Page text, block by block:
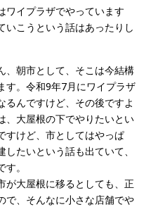
ワイプラザでやっています
いこうという話はあったりし
、朝市として、そこは今結構
す。令和9年7月にワイプラザ
るんですけど、その後ですよ
、大屋根の下でやりたいとい
すけど、市としてはやっぱ
したいという話も出ていて、
。
が大屋根に移るとしても、正
で、そんなに小さな店舗でや